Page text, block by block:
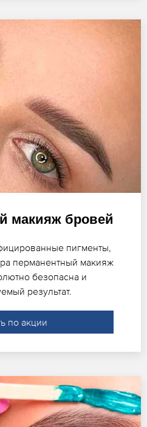
макияж бровей
пигменты,
перманентный макияж
безопасна и
результат.
по акции